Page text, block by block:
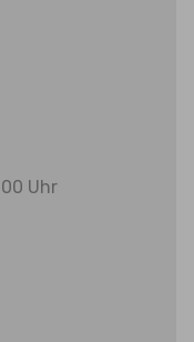
Uhr